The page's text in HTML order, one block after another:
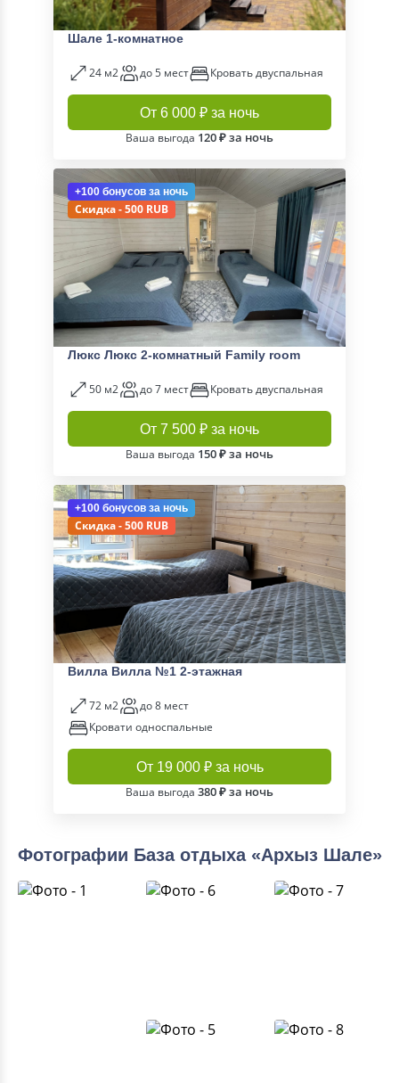
Шале 1-комнатное
24 м2 до 5 мест Кровать двуспальная
От 6 000 ₽ за ночь
Ваша выгода 120 ₽ за ночь
+100 бонусов за ночь
Скидка - 500 RUB
Люкс Люкс 2-комнатный Family room
50 м2 до 7 мест Кровать двуспальная
От 7 500 ₽ за ночь
Ваша выгода 150 ₽ за ночь
+100 бонусов за ночь
Скидка - 500 RUB
Вилла Вилла №1 2-этажная
72 м2
до 8 мест
Кровати односпальные
От 19 000 ₽ за ночь
Ваша выгода 380 ₽ за ночь
Фотографии База отдыха «Архыз Шале»